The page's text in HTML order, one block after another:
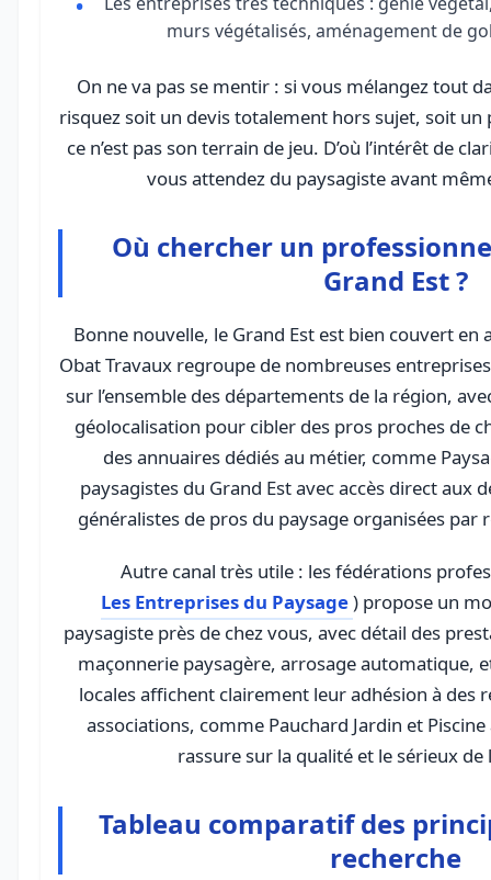
murs végétalisés, aménagement de
On ne va pas se mentir : si vous mélangez tout
risquez soit un devis totalement hors sujet, soit
ce n’est pas son terrain de jeu. D’où l’intérêt de
vous attendez du paysagiste avant
Où chercher un
Grand Est ?
Bonne nouvelle, le Grand Est est bien couvert en
Obat Travaux regroupe de nombreuses
sur l’ensemble des départements de la région,
géolocalisation pour cibler des pros proches de
des annuaires dédiés au métier, comme
paysagistes du Grand Est avec accès direct aux
généralistes de pros du paysage organisées
Autre canal très utile : les fédérations
Les Entreprises du Paysage) propose un
paysagiste près de chez vous, avec détail des
maçonnerie paysagère, arrosage automatique,
locales affichent clairement leur adhésion à des
associations, comme Pauchard Jardin et
rassure sur la qualité et le sérieux de
Tableau comparatif des
recherche